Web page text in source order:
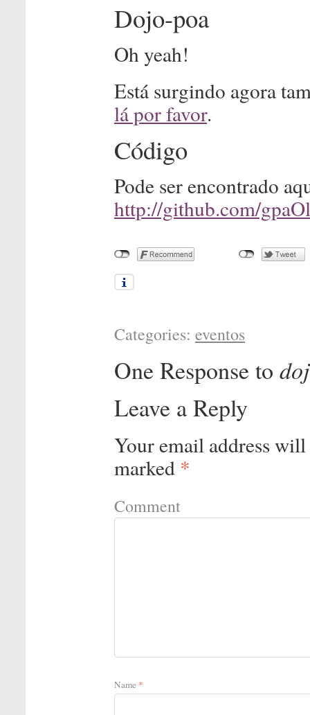
Dojo-poa
Oh yeah!
Está surgindo agora
lá por favor.
Código
Pode ser encontrado
http://github.com/
Categories: eventos
One Response to
Leave a Reply
Your email address
marked *
Comment
Name *